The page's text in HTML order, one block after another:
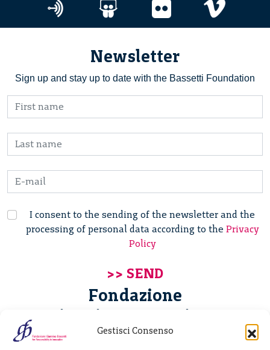
Gestisci Consenso
Newsletter
Sign up and stay up to date with the Bassetti Foundation
I consent to the sending of the newsletter and the
processing of personal data according to the Privacy
Policy
Fondazione
Giannino Bassetti ETS